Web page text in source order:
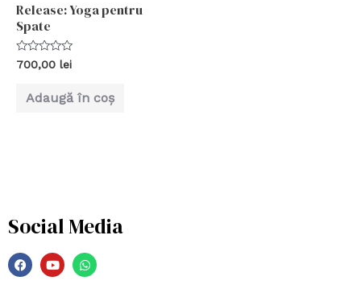
Release: Yoga pentru
Spate
Evaluat
din
700,00 lei
Adaugă în coș
Social Media